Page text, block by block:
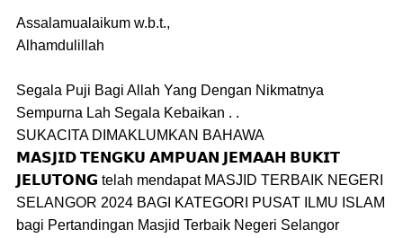
Assalamualaikum w.b.t.,
Alhamdulillah
Segala Puji Bagi Allah Yang Dengan Nikmatnya
Sempurna Lah Segala Kebaikan . .
SUKACITA DIMAKLUMKAN BAHAWA
𝗠𝗔𝗦𝗝𝗜𝗗 𝗧𝗘𝗡𝗚𝗞𝗨 𝗔𝗠𝗣𝗨𝗔𝗡 𝗝𝗘𝗠𝗔𝗔𝗛 𝗕𝗨𝗞𝗜𝗧
𝗝𝗘𝗟𝗨𝗧𝗢𝗡𝗚 telah mendapat MASJID TERBAIK NEGERI
SELANGOR 2024 BAGI KATEGORI PUSAT ILMU ISLAM
bagi Pertandingan Masjid Terbaik Negeri Selangor